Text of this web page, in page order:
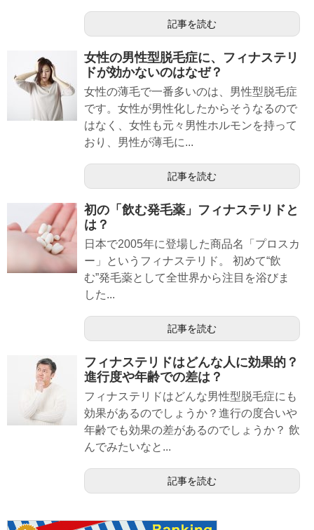
記事を読む
女性の男性型脱毛症に、フィナステリ
ドが効かないのはなぜ？
女性の薄毛で一番多いのは、男性型脱毛症
です。女性が男性化したからそうなるので
はなく、女性も元々男性ホルモンを持って
おり、男性が薄毛に...
記事を読む
初の「飲む発毛薬」フィナステリドと
は？
日本で2005年に登場した商品名「プロスカ
ー」というフィナステリド。 初めて“飲
む”発毛薬として全世界から注目を浴びま
した...
記事を読む
フィナステリドはどんな人に効果的？
進行度や年齢での差は？
フィナステリドはどんな男性型脱毛症にも
効果があるのでしょうか？進行の度合いや
年齢でも効果の差があるのでしょうか？ 飲
んでみたいなと...
記事を読む